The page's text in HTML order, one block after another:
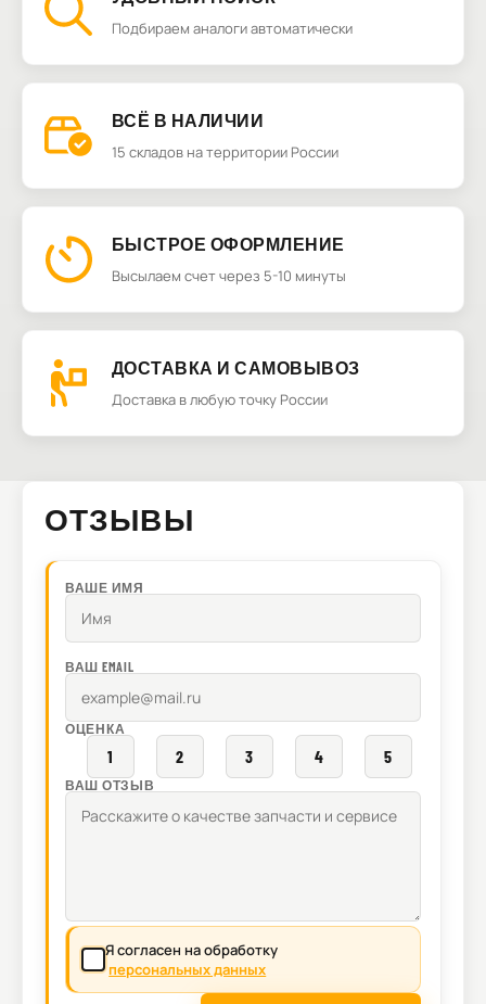
Подбираем аналоги автоматически
ВСЁ В НАЛИЧИИ
15 складов на территории России
БЫСТРОЕ ОФОРМЛЕНИЕ
Высылаем счет через 5-10 минуты
ДОСТАВКА И САМОВЫВОЗ
Доставка в любую точку России
ОТЗЫВЫ
ВАШЕ ИМЯ
ВАШ EMAIL
ОЦЕНКА
1 2 3 4 5
ВАШ ОТЗЫВ
Я согласен на обработку
персональных данных